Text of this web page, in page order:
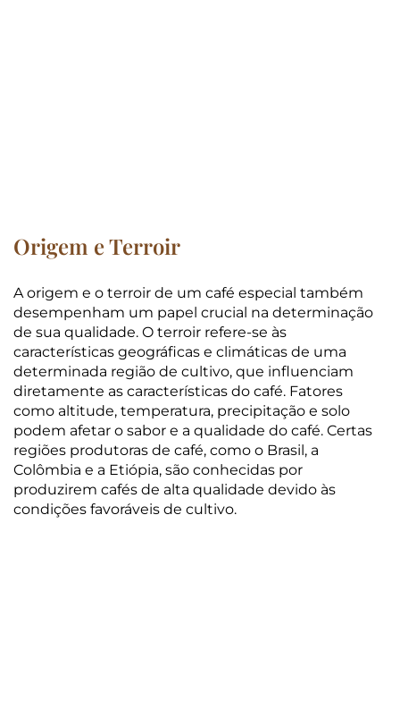
Origem e Terroir
A origem e o terroir de um café especial também
desempenham um papel crucial na determinação
de sua qualidade. O terroir refere-se às
características geográficas e climáticas de uma
determinada região de cultivo, que influenciam
diretamente as características do café. Fatores
como altitude, temperatura, precipitação e solo
podem afetar o sabor e a qualidade do café. Certas
regiões produtoras de café, como o Brasil, a
Colômbia e a Etiópia, são conhecidas por
produzirem cafés de alta qualidade devido às
condições favoráveis ​​de cultivo.